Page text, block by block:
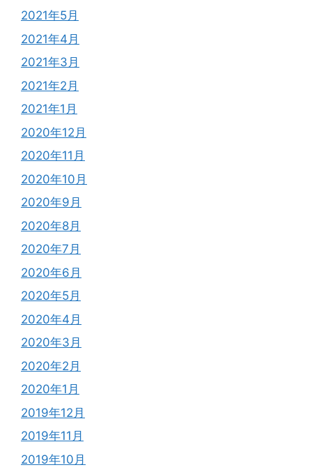
2021年5月
2021年4月
2021年3月
2021年2月
2021年1月
2020年12月
2020年11月
2020年10月
2020年9月
2020年8月
2020年7月
2020年6月
2020年5月
2020年4月
2020年3月
2020年2月
2020年1月
2019年12月
2019年11月
2019年10月